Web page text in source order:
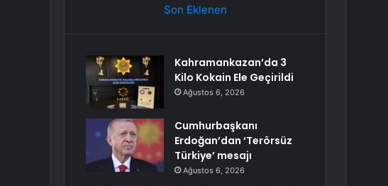
Son Eklenen
Kahramankazan’da 3
Kilo Kokain Ele Geçirildi
Ağustos 6, 2026
Cumhurbaşkanı
Erdoğan’dan ‘Terörsüz
Türkiye’ mesajı
Ağustos 6, 2026